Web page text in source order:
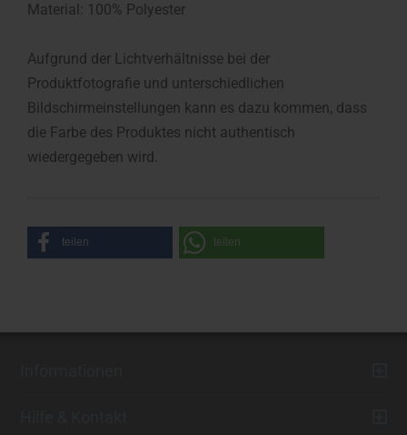
Material: 100% Polyester
Aufgrund der Lichtverhältnisse bei der
Produktfotografie und unterschiedlichen
Bildschirmeinstellungen kann es dazu kommen, dass
die Farbe des Produktes nicht authentisch
wiedergegeben wird.
teilen teilen